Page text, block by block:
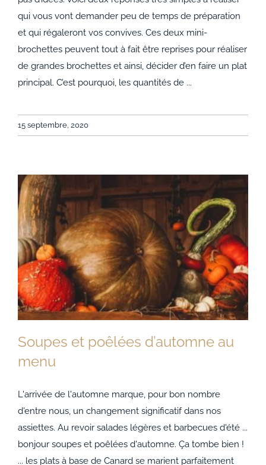
qui vous vont demander peu de temps de préparation
et qui régaleront vos convives. Ces deux mini-
brochettes peuvent tout à fait être reprises pour réaliser
de grandes brochettes et ainsi, décider d’en faire un plat
principal. C’est pourquoi, les quantités de ...
15 septembre, 2020
Soupes et poêlées d’automne au menu
Soupes et poêlées d’automne au
menu
L'arrivée de l'automne marque, pour bon nombre
d'entre nous, un changement significatif dans nos
assiettes. Au revoir salades légères et barbecues d'été ...
bonjour soupes et poêlées d'automne. Ça tombe bien !
... les plats à base de Canard se marient parfaitement